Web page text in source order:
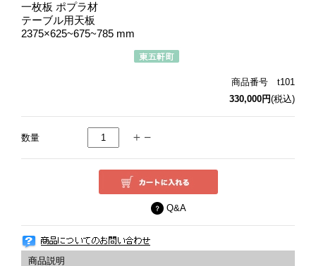
一枚板 ポプラ材
テーブル用天板
2375×625~675~785 mm
商品番号 t101
330,000円(税込)
数量
Q&A